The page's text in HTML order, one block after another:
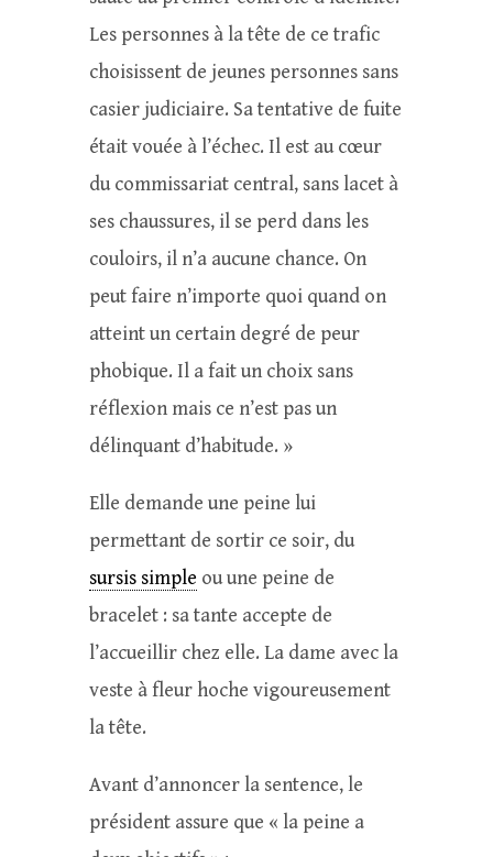
Les personnes à la tête de ce trafic
choisissent de jeunes personnes sans
casier judiciaire. Sa tentative de fuite
était vouée à l’échec. Il est au cœur
du commissariat central, sans lacet à
ses chaussures, il se perd dans les
couloirs, il n’a aucune chance. On
peut faire n’importe quoi quand on
atteint un certain degré de peur
phobique. Il a fait un choix sans
réflexion mais ce n’est pas un
délinquant d’habitude. »
Elle demande une peine lui
permettant de sortir ce soir, du
sursis simple ou une peine de
bracelet : sa tante accepte de
l’accueillir chez elle. La dame avec la
veste à fleur hoche vigoureusement
la tête.
Avant d’annoncer la sentence, le
président assure que « la peine a